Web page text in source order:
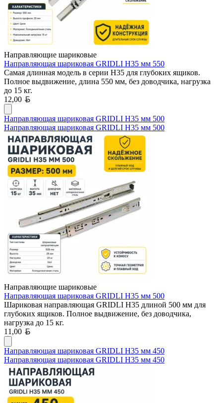
Направляющие шариковые
Направляющая шариковая GRIDLI Н35 мм 550
Самая длинная модель в серии H35 для глубоких ящиков.
Полное выдвижение, длина 550 мм, без доводчика, нагрузка
до 15 кг.
12,00
Направляющая шариковая GRIDLI Н35 мм 500
Направляющая шариковая GRIDLI Н35 мм 500
Направляющие шариковые
Направляющая шариковая GRIDLI Н35 мм 500
Шариковая направляющая GRIDLI H35 длиной 500 мм для
глубоких ящиков. Полное выдвижение, без доводчика,
нагрузка до 15 кг.
11,00
Направляющая шариковая GRIDLI Н35 мм 450
Направляющая шариковая GRIDLI Н35 мм 450